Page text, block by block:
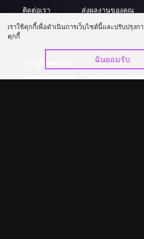
ติดต่อเรา
อัปเกรด วีไอพี
ส่งผลงานของคุณ
ร่วมงานกับเรา
เราใช้คุกกี้เพื่อดำเนินการเว็บไซต์นี้และปรับปรุงก
คุกกี้
ฉันยอมรับ